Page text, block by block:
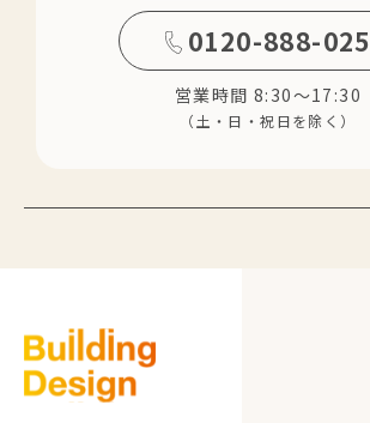
0120-888-025
営業時間 8:30～17:30
（土・日・祝日を除く）